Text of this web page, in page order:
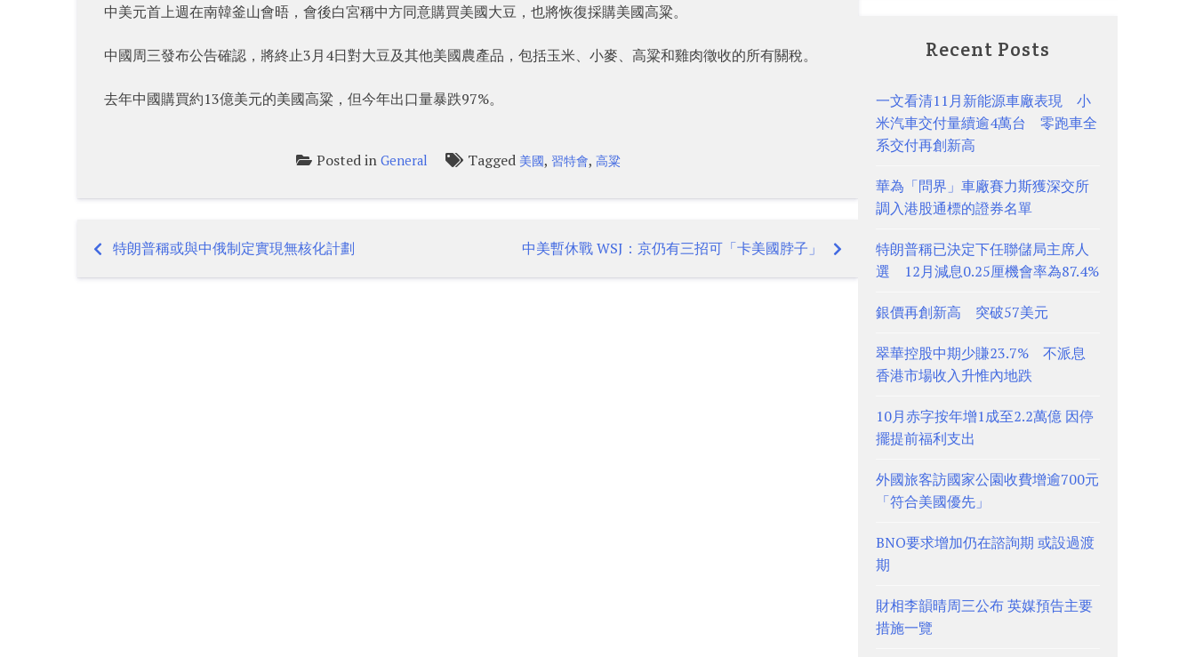
中美元首上週在南韓釜山會晤，會後白宮稱中方同意購買美國大豆，也將恢復採購美國高粱。
中國周三發布公告確認，將終止3月4日對大豆及其他美國農產品，包括玉米、小麥、高粱和雞肉徵收的所有關稅。
去年中國購買約13億美元的美國高粱，但今年出口量暴跌97%。
Posted inGeneral Tagged 美國, 習特會,高粱
Post
特朗普稱或與中俄制定實現無核化計劃 中美暫休戰 WSJ：京仍有三招可「卡美國脖子」
Recent Posts
一文看清11月新能源車廠表現 小
米汽車交付量續逾4萬台 零跑車全
系交付再創新高
華為「問界」車廠賽力斯獲深交所
調入港股通標的證券名單
特朗普稱已決定下任聯儲局主席人
選 12月減息0.25厘機會率為87.4%
銀價再創新高 突破57美元
翠華控股中期少賺23.7% 不派息
香港市場收入升惟內地跌
10月赤字按年增1成至2.2萬億 因停
擺提前福利支出
外國旅客訪國家公園收費增逾700元
「符合美國優先」
BNO要求增加仍在諮詢期 或設過渡
期
財相李韻晴周三公布 英媒預告主要
措施一覽